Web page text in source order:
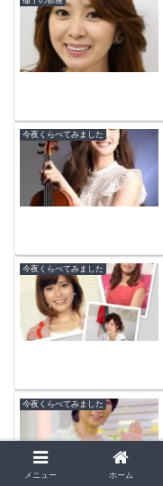
今夜くらべてみました
今夜くらべてみました
今夜くらべてみました
メニュー ホーム